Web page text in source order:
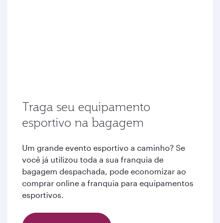
Traga seu equipamento
esportivo na bagagem
Um grande evento esportivo a caminho? Se
você já utilizou toda a sua franquia de
bagagem despachada, pode economizar ao
comprar online a franquia para equipamentos
esportivos.